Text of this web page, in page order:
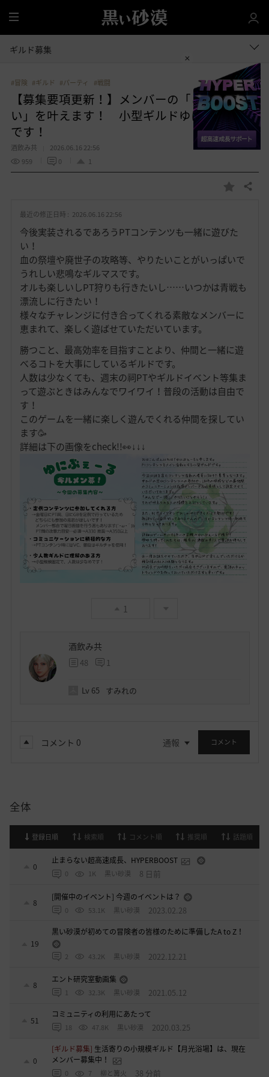
全
体
ギルド募集
#冒険 #ギルド #パーティ #戦闘
【募集要項更新！】メンバーの「これやりた
い」を叶えます！ 小型ギルドゆにぶぇーる
です！
酒飲み共
2026.06.16 22:56
959
0 1
お
入
共有する
最近の修正日時 : 2026.06.16 22:56
今後実装されるであろうPTコンテンツも一緒に遊びた
い！
血の祭壇や廃世子の攻略等、やりたいことがいっぱいで
うれしい悲鳴なギルマスです。
オルも楽しいしPT狩りも行きたいし……いつかは青戦も
漂流しに行きたい！
様々なチャレンジに付き合ってくれる素敵なメンバーに
恵まれて、楽しく遊ばせていただいています。
勝つこと、最高効率を目指すことより、仲間と一緒に遊
べるコトを大事にしているギルドです。
人数は少なくても、週末の祠PTやギルドイベント等集ま
って遊ぶときはみんなでワイワイ！普段の活動は自由で
す！
このゲームを一緒に楽しく遊んでくれる仲間を探してい
ます🥳
詳細は下の画像をcheck!!👀↓↓↓
1
酒飲み共
48 1
Lv 65 すみれの
コメント 0 通報 コメント
全体
登録日順 検索順 コメント順 推奨順 話題順
0
止まらない超高速成長、HYPERBOOST
0 1K 黒い砂漠 8 日前
8
[開催中のイベント] 今週のイベントは？
0 53.1K 黒い砂漠 2023.02.28
19
黒い砂漠が初めての冒険者の皆様のために準備したA to Z！
2 43.2K 黒い砂漠 2022.12.21
8
エント研究室動画集
1 32.3K 黒い砂漠 2021.05.12
51
コミュニティの利用にあたって
18 47.8K 黒い砂漠 2020.03.25
0
[ギルド募集] 生活寄りの小規模ギルド【月光浴場】は、現在
メンバー募集中！
0 7 柳と篝火 38 分前